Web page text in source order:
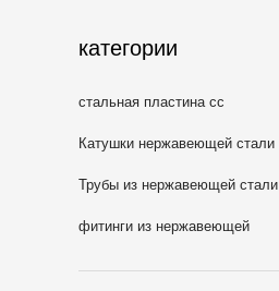
категории
стальная пластина сс
Катушки нержавеющей стали
Трубы из нержавеющей стали
фитинги из нержавеющей